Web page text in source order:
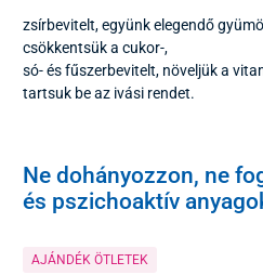
zsírbevitelt, együnk elegendő
csökkentsük a cukor-,
só- és fűszerbevitelt, növeljük a
tartsuk be az ivási rendet.
Ne dohányozzon, ne
és pszichoaktív
AJÁNDÉK ÖTLETEK